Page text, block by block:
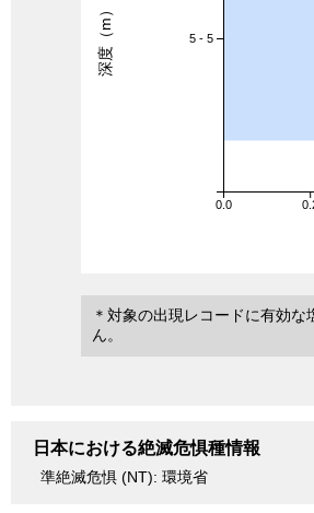
0.0
5 - 5
深度（m）
＊対象の出現レコードに有効
ん。
日本における絶滅危惧種情報
準絶滅危惧 (NT): 環境省